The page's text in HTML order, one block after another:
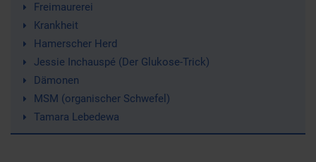
Freimaurerei
Krankheit
Hamerscher Herd
Jessie Inchauspé (Der Glukose-Trick)
Dämonen
MSM (organischer Schwefel)
Tamara Lebedewa